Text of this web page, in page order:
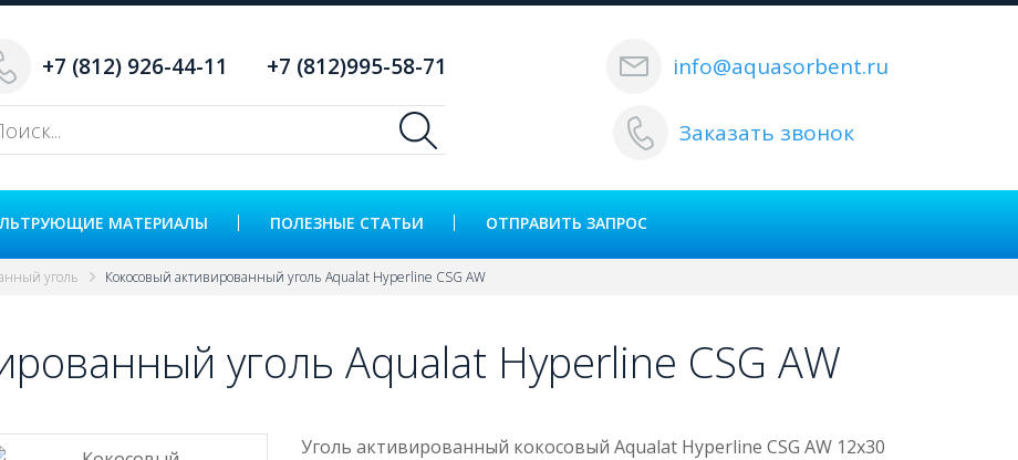
+7 (812) 926-44-11 +7 (812)995-58-71 info@aquasorbent.ru
Заказать звонок
МАТЕРИАЛЫ ПОЛЕЗНЫЕ СТАТЬИ ОТПРАВИТЬ ЗАПРОС
уголь Кокосовый активированный уголь Aqualat Hyperline CSG AW
уголь Aqualat Hyperline CSG AW
Уголь активированный кокосовый Aqualat Hyperline CSG AW 12x30